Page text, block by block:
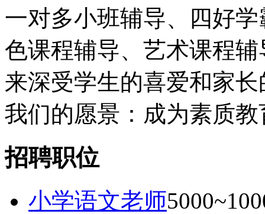
一对多小班辅导、四好
色课程辅导、艺术课程
来深受学生的喜爱和家
我们的愿景：成为素质
招聘职位
小学语文老师